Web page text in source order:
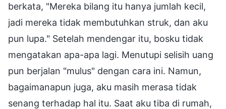
berkata, "Mereka bilang itu hanya jumlah kecil,
jadi mereka tidak membutuhkan struk, dan aku
pun lupa." Setelah mendengar itu, bosku tidak
mengatakan apa-apa lagi. Menutupi selisih uang
pun berjalan "mulus" dengan cara ini. Namun,
bagaimanapun juga, aku masih merasa tidak
senang terhadap hal itu. Saat aku tiba di rumah,